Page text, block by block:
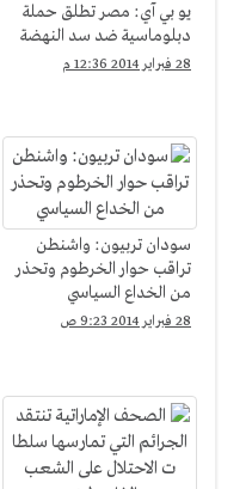
يو بي آي: مصر تطلق حملة
دبلوماسية ضد سد النهضة
28 فبراير 2014 12:36 م
سودان تربيون: واشنطن
تراقب حوار الخرطوم وتحذر
من الخداع السياسي
28 فبراير 2014 9:23 ص